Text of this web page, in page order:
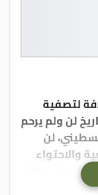
لتصفية
لن ولم يرحم
لن
والاحتواء
من يحاول
أو الالتفاف